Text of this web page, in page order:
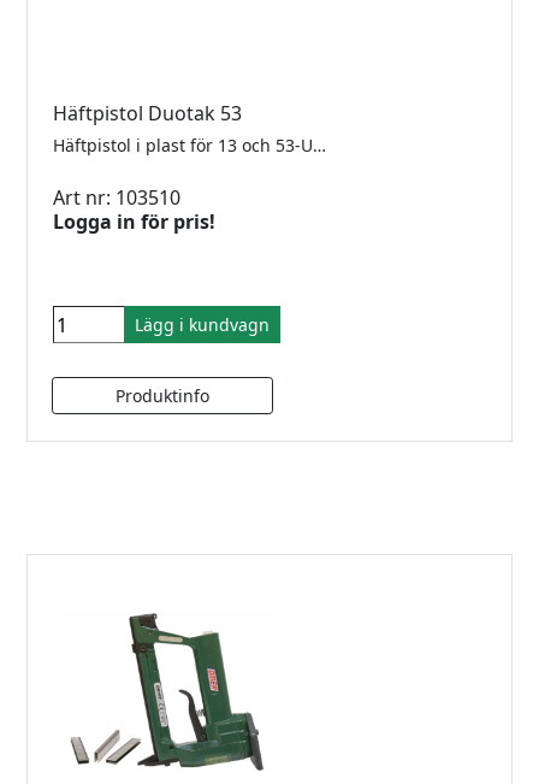
Häftpistol Duotak 53
Häftpistol i plast för 13 och 53-U-klammer.
Art nr: 103510
Logga in för pris!
Lägg i kundvagn